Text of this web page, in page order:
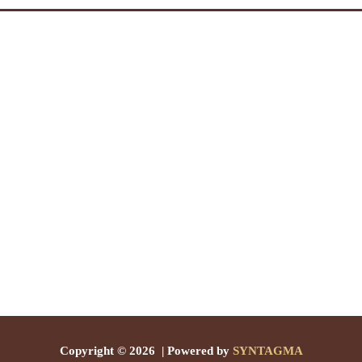
Copyright © 2026 | Powered by SYNTAGMA